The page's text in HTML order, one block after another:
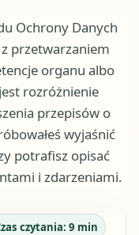
Ochrony Danych
przetwarzaniem
organu albo
rozróżnienie
przepisów o
wyjaśnić
potrafisz opisać
i zdarzeniami.
czytania: 9 min